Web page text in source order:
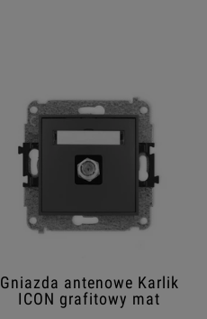
Gniazda antenowe Karlik
ICON grafitowy mat